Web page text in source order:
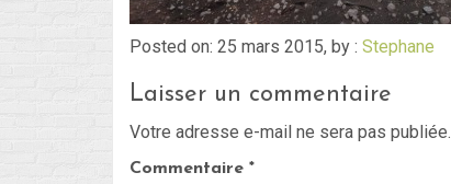
Posted on: 25 mars 2015, by : Stephane
Laisser un commentaire
Votre adresse e-mail ne sera pas publiée.
Commentaire *